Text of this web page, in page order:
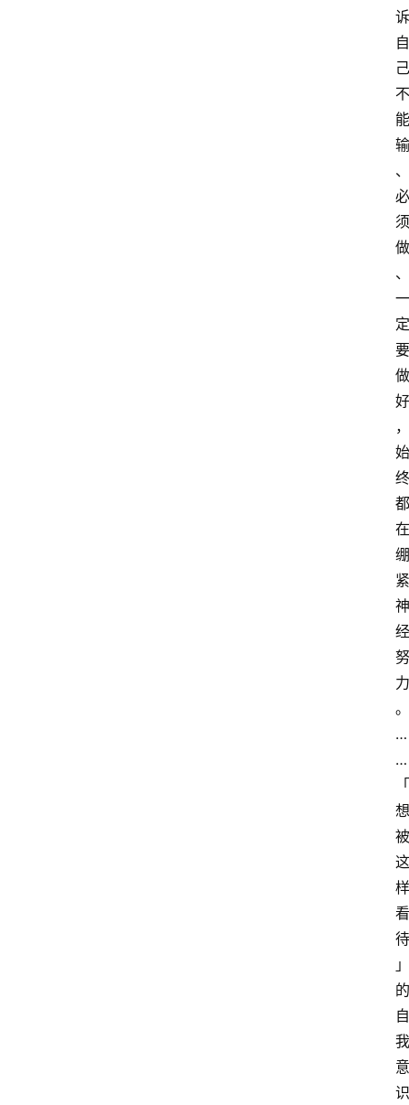
诉
自
己
不
能
输
、
必
须
做
、
一
定
要
做
好
，
始
终
都
在
绷
紧
神
经
努
力
。
…
…
「
想
被
这
样
看
待
」
的
自
我
意
识